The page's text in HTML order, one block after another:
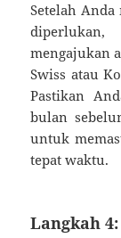
Setelah
mengajukan
Swiss atau
Pastikan
bulan
untuk
tepat waktu.
Langkah